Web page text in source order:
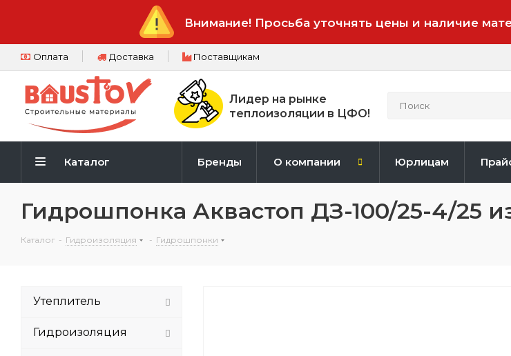
Внимание! Просьба уточнять цены и наличие
Оплата Доставка Поставщикам
Лидер на рынке
теплоизоляции в ЦФО!
Каталог Бренды О компании Юрлицам
Гидрошпонка Аквастоп ДЗ-100/25-4/25
Каталог - Гидроизоляция - Гидрошпонки
Утеплитель
Гидроизоляция